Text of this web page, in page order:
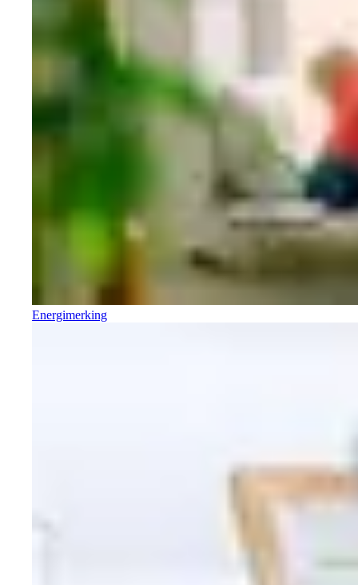
Energimerking